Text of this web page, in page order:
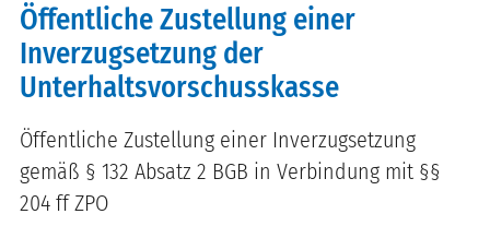
Öffentliche Zustellung einer
Inverzugsetzung der
Unterhaltsvorschusskasse
Öffentliche Zustellung einer Inverzugsetzung
gemäß § 132 Absatz 2 BGB in Verbindung mit §§
204 ff ZPO